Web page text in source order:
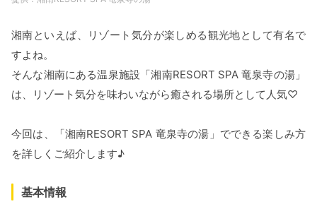
湘南といえば、リゾート気分が楽しめる観光地として有名で
すよね。
そんな湘南にある温泉施設「湘南RESORT SPA 竜泉寺の湯」
は、リゾート気分を味わいながら癒される場所として人気♡
今回は、「湘南RESORT SPA 竜泉寺の湯」でできる楽しみ方
を詳しくご紹介します♪
基本情報